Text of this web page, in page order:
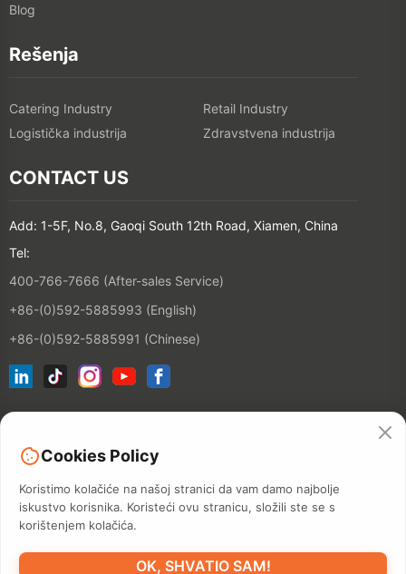
Blog
Rešenja
Catering Industry
Retail Industry
Logistička industrija
Zdravstvena industrija
CONTACT US
Add: 1-5F, No.8, Gaoqi South 12th Road, Xiamen, China
Tel:
400-766-7666 (After-sales Service)
+86-(0)592-5885993 (English)
+86-(0)592-5885991 (Chinese)
©2026 XIAMEN HANIN CO., LTD.POLITIKA PRIVATNOSTI
TERM
Cookies Policy
Koristimo kolačiće na našoj stranici da vam damo najbolje
iskustvo korisnika. Koristeći ovu stranicu, složili ste se s
korištenjem kolačića.
OK, SHVATIO SAM!